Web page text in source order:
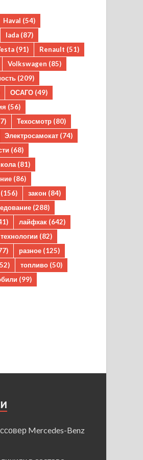
Haval (54)
lada (87)
(91) Renault (51)
Volkswagen (85)
(209)
ОСАГО (49)
(56)
Техосмотр (80)
Электросамокат (74)
(68)
(81)
(86)
(156) закон (84)
(288)
лайфхак (642)
(82)
разное (125)
топливо (50)
(99)
Mercedes-Benz